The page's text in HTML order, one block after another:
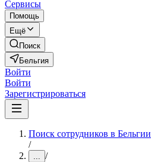
Сервисы
Помощь
Ещё
Поиск
Бельгия
Войти
Войти
Зарегистрироваться
Поиск сотрудников в Бельгии
/
... /